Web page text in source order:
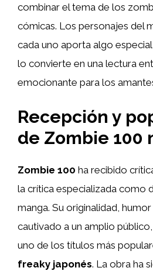
combinar el tema de los
cómicas. Los personajes del
cada uno aporta algo
lo convierte en una lectura
emocionante para los
Recepción y
de Zombie 100
Zombie 100 ha recibido
la crítica especializada como
manga. Su originalidad,
cautivado a un amplio
uno de los títulos más
freaky japonés. La obra ha